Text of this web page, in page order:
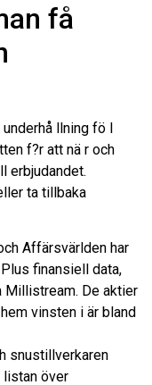
få
llning fö l
f?r att nä r och
erbjudandet.
ta tillbaka
Affärsvärlden har
finansiell data,
Millistream. De aktier
vinsten i är bland
snustillverkaren
listan över